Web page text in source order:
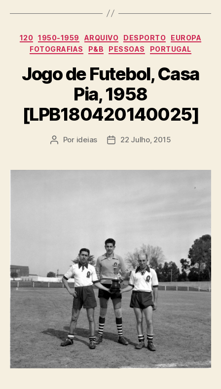
Categorias
120 1950-1959 ARQUIVO DESPORTO
EUROPA
FOTOGRAFIAS
P&B PESSOAS PORTUGAL
Jogo de Futebol, Casa
Pia, 1958
[LPB180420140025]
Autor
Por ideias
Data22 Julho, 2015